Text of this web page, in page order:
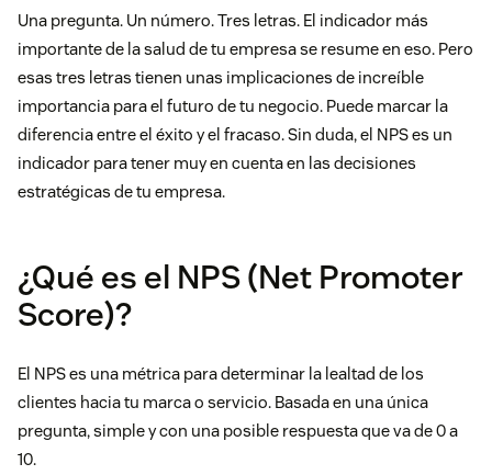
Una pregunta. Un número. Tres letras. El indicador más
importante de la salud de tu empresa se resume en eso. Pero
esas tres letras tienen unas implicaciones de increíble
importancia para el futuro de tu negocio. Puede marcar la
diferencia entre el éxito y el fracaso. Sin duda, el NPS es un
indicador para tener muy en cuenta en las decisiones
estratégicas de tu empresa.
¿Qué es el NPS (Net Promoter
Score)?
El NPS es una métrica para determinar la lealtad de los
clientes hacia tu marca o servicio. Basada en una única
pregunta, simple y con una posible respuesta que va de 0 a
10.